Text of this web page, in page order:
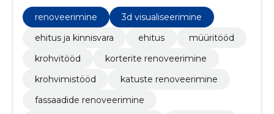
renoveerimine
3d visualiseerimine
ehitus ja kinnisvara
ehitus
müüritööd
krohvitööd
korterite renoveerimine
krohvimistööd
katuste renoveerimine
fassaadide renoveerimine